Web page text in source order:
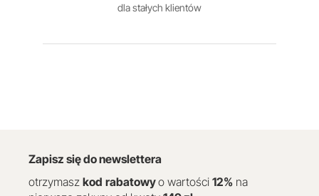
dla stałych klientów
Zapisz się do newslettera
otrzymasz kod rabatowyo wartości 12% na